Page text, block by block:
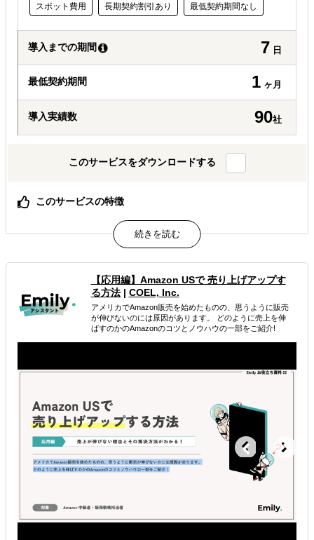
スポット費用 長期契約割引あり 最低契約期間なし
導入までの期間 7 日
最低契約期間 1 ヶ月
導入実績数 90社
このサービスをダウンロードする
このサービスの特徴
1ヶ月・全3回で“動ける進出計画”を完成（国選び〜ロード
マップまで整理）
商社×マーケ視点で設計（商流・価格・規制の実務判断＋
価値訴求まで一体化）
計画で終わらず実行まで一気通貫（展示会・営業・輸出実
務まで同チームが継続支援）
属するジャンル
海外進出コンサルティング
解決できる課題
どの国に進出するべきか決めたい
自社事業に最適な進出形態を知りたい
【応用編】Amazon USで 売り上げアップす
る方法| COEL, Inc.
アメリカでAmazon販売を始めたものの、思うように販売
が伸びないのには原因があります。 どのように売上を伸
ばすのかのAmazonのコツとノウハウの一部をご紹介!